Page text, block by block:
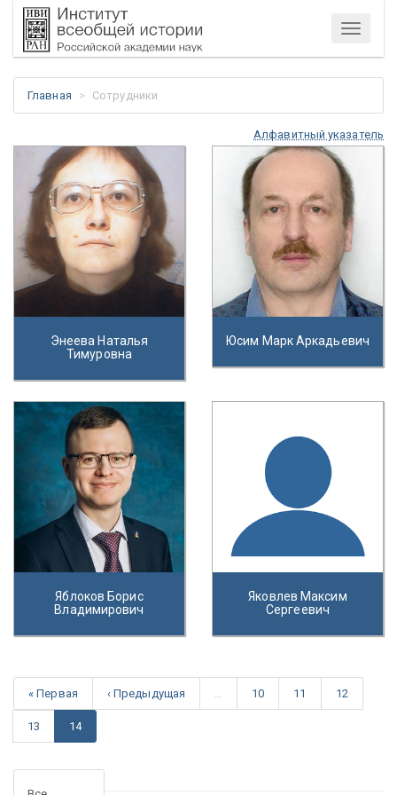
Меню
Главная Сотрудники
Алфавитный указатель
Энеева Наталья
Тимуровна
Юсим Марк Аркадьевич
Яблоков Борис
Владимирович
Яковлев Максим
Сергеевич
« Первая ‹ Предыдущая 10 11 12
13 14